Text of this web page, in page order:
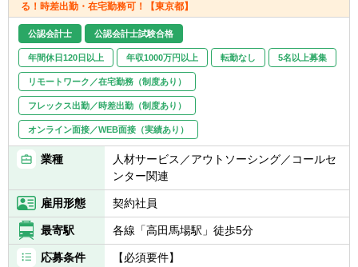
る！時差出勤・在宅勤務可！【東京都】
公認会計士 公認会計士試験合格
年間休日120日以上 年収1000万円以上 転勤なし 5名以上募集
リモートワーク／在宅勤務（制度あり）
フレックス出勤／時差出勤（制度あり）
オンライン面接／WEB面接（実績あり）
業種
人材サービス／アウトソーシング／コールセ
ンター関連
雇用形態 契約社員
最寄駅 各線「高田馬場駅」徒歩5分
応募条件
【必須要件】